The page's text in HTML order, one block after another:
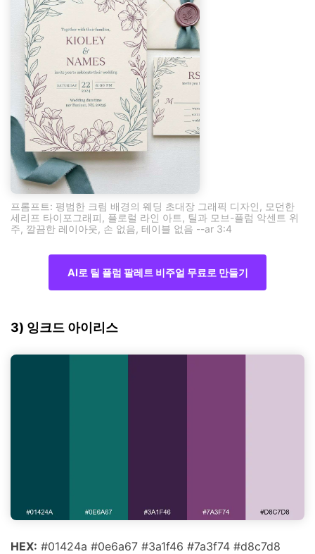
프롬프트: 평범한 크림 배경의 웨딩 초대장 그래픽 디자인, 모던한
세리프 타이포그래피, 플로럴 라인 아트, 틸과 모브-플럼 악센트 위
주, 깔끔한 레이아웃, 손 없음, 테이블 없음 --ar 3:4
AI로 틸 플럼 팔레트 비주얼 무료로 만들기
3) 잉크드 아이리스
HEX: #01424a #0e6a67 #3a1f46 #7a3f74 #d8c7d8